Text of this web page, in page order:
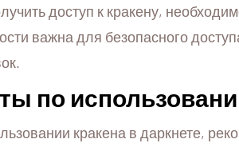
доступ к кракену,
важна для безопасного
по
кракена в даркнете,